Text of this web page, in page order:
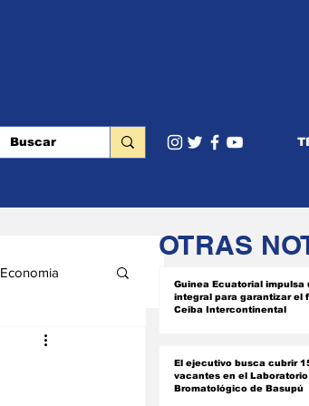
Economia
INTERIOR
OTRAS
Guinea Ecuatorial impulsa
integral para garantizar el
Ceiba Intercontinental
El ejecutivo busca cubrir
vacantes en el Laboratorio
Bromatológico de Basupú